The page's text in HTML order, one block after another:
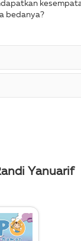
bedanya?
Yanuarif